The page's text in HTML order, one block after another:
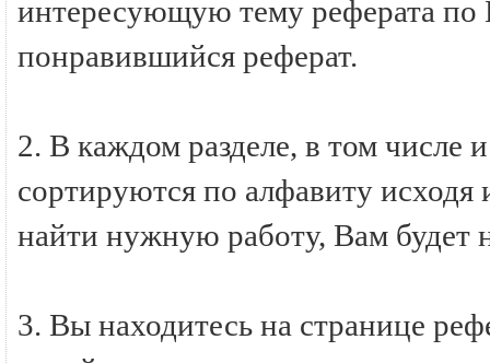
интересующую тему реферата по
понравившийся реферат.
2. В каждом разделе, в том числе
сортируются по алфавиту исходя
найти нужную работу, Вам будет
3. Вы находитесь на странице